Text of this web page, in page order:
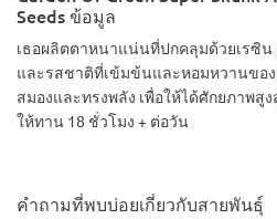
Seeds ข้อมูล
เธอผลิตตาหนาแน่นที่ปกคลุมด้วยเรซิ
และรสชาติที่เข้มข้นและหอมหวานขอ
สมองและทรงพลัง เพื่อให้ได้ศักยภาพสู
ให้ทาน 18 ชั่วโมง + ต่อวัน
คำถามที่พบบ่อยเกี่ยวกับสายพันธุ์